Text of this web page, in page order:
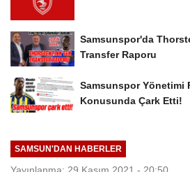
Samsunspor'da
Transfer Raporu
Samsunspor Yönetimi
Konusunda Çark Etti!
SAMSUN'DAN HABERLER
Yayınlanma: 29 Kasım 2021 - 20:50